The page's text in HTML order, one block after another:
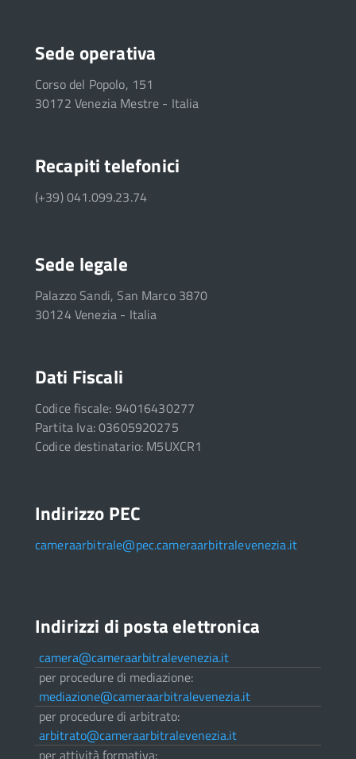
Sede operativa
Corso del Popolo, 151
30172 Venezia Mestre - Italia
Recapiti telefonici
(+39) 041.099.23.74
Sede legale
Palazzo Sandi, San Marco 3870
30124 Venezia - Italia
Dati Fiscali
Codice fiscale: 94016430277
Partita Iva: 03605920275
Codice destinatario: M5UXCR1
Indirizzo PEC
cameraarbitrale@pec.cameraarbitralevenezia.it
Indirizzi di posta elettronica
camera@cameraarbitralevenezia.it
per procedure di mediazione:
mediazione@cameraarbitralevenezia.it
per procedure di arbitrato:
arbitrato@cameraarbitralevenezia.it